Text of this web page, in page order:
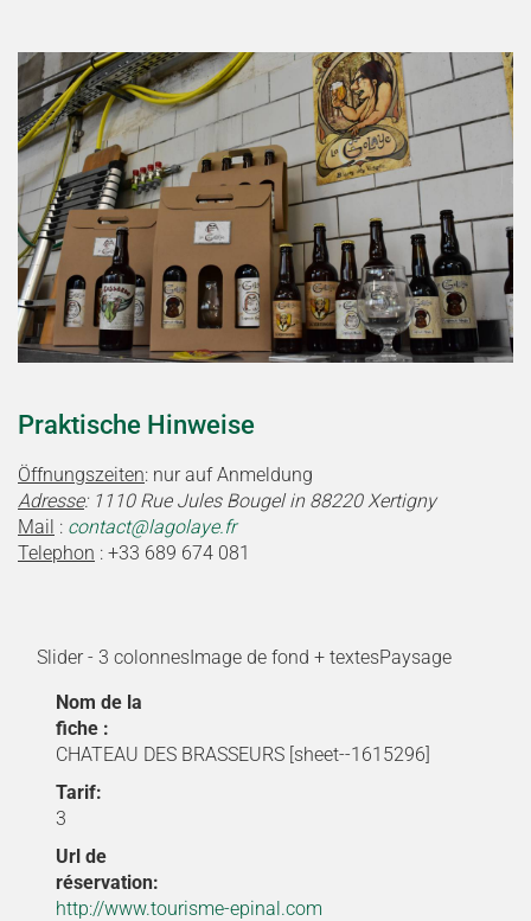
Praktische Hinweise
Öffnungszeiten: nur auf Anmeldung
Adresse: 1110 Rue Jules Bougel in 88220 Xertigny
Mail : contact@lagolaye.fr
Telephon : +33 689 674 081
Slider - 3 colonnesImage de fond + textesPaysage
Nom de la
fiche :
CHATEAU DES BRASSEURS [sheet--1615296]
Tarif:
3
Url de
réservation:
http://www.tourisme-epinal.com